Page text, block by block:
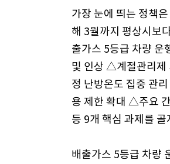
가장 눈에 띄는 정책
해 3월까지 평상시보
출가스 5등급 차량
및 인상 △계절관리제
정 난방온도 집중 관
용 제한 확대 △주요
등 9개 핵심 과제를 골
배출가스 5등급 차량